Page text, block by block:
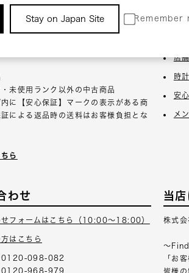
Stay on Japan Site Remember
いて
未使用ランク以外の中古商品
に【安心保証】マークの表示がある商
による返品時の送料はお客様負担とな
ら
サ
店
時
安
メ
わせ
せフォームはこちら（10:00～18:00）
はこちら
0120-098-082
0120-968-979
当店
株式会
～
「お
皆様の